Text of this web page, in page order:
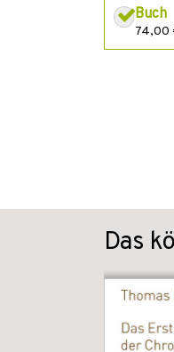
Buch
74,00
Das